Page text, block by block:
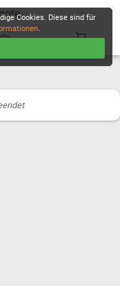
Cookies. Diese sind für
.